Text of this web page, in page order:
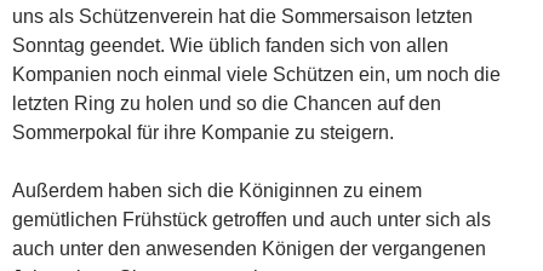
uns als Schützenverein hat die Sommersaison letzten
Sonntag geendet. Wie üblich fanden sich von allen
Kompanien noch einmal viele Schützen ein, um noch die
letzten Ring zu holen und so die Chancen auf den
Sommerpokal für ihre Kompanie zu steigern.
Außerdem haben sich die Königinnen zu einem
gemütlichen Frühstück getroffen und auch unter sich als
auch unter den anwesenden Königen der vergangenen